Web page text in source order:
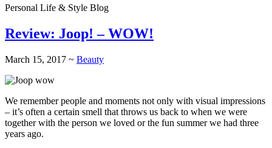
Personal Life & Style Blog
Review: Joop! – WOW!
March 15, 2017 ~ Beauty
We remember people and moments not only with visual impressions
– it’s often a certain smell that throws us back to when we were
together with the person we loved or the fun summer we had three
years ago.